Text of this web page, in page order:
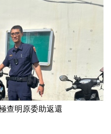
查明原委助返還